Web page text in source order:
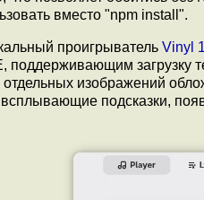
вместо "npm install".
проигрыватель Vinyl
поддерживающим загрузку
отдельных изображений
подсказки,